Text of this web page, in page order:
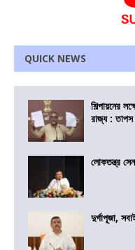
QUICK NEWS
শিল্পায়নের
রাজ্য : তাপস
লোকতন্ত্র
দুর্গাপূজা,